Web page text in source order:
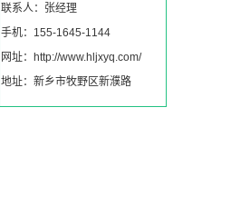
联系人：张经理
手机：155-1645-1144
网址：http://www.hljxyq.com/
地址：新乡市牧野区新濮路